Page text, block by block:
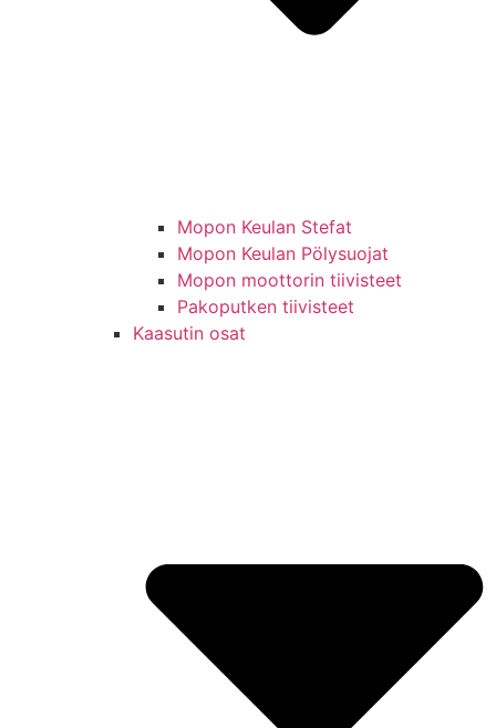
Mopon Keulan Stefat
Mopon Keulan Pölysuojat
Mopon moottorin tiivisteet
Pakoputken tiivisteet
Kaasutin osat